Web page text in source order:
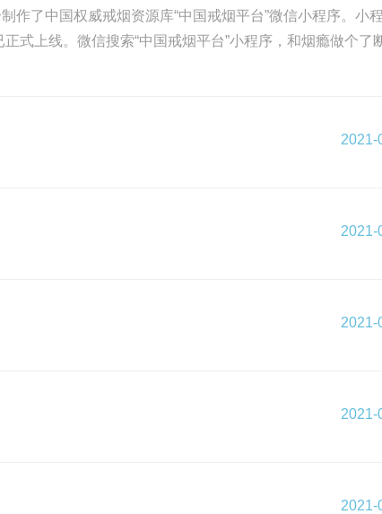
了中国权威戒烟资源库“中国戒烟平台”微信小程序。小
上线。微信搜索“中国戒烟平台”小程序，和烟瘾做个了
2021-
2021-
2021-
2021-
2021-